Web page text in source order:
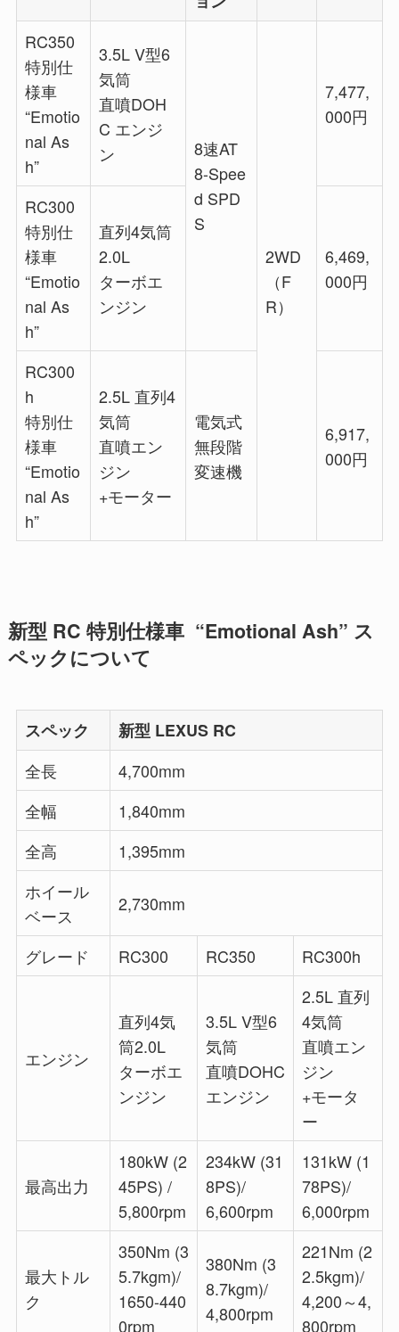
RC350
特別仕
様車
“Emotio
nal As
h”
3.5L V型6
気筒
直噴DOH
C エンジ
ン
8速AT
8-Spee
d SPD
S
2WD
（F
R）
7,477,
000円
RC300
特別仕
様車
“Emotio
nal As
h”
直列4気筒
2.0L
ターボエ
ンジン
6,469,
000円
RC300
h
特別仕
様車
“Emotio
nal As
h”
2.5L 直列4
気筒
直噴エン
ジン
+モーター
電気式
無段階
変速機
6,917,
000円
新型 RC 特別仕様車 “Emotional Ash” ス
ペックについて
スペック
新型 LEXUS RC
全長
4,700mm
全幅
1,840mm
全高
1,395mm
ホイール
ベース
2,730mm
グレード RC300 RC350 RC300h
エンジン
直列4気
筒2.0L
ターボエ
ンジン
3.5L V型6
気筒
直噴DOHC
エンジン
2.5L 直列
4気筒
直噴エン
ジン
+モータ
ー
最高出力
180kW (2
45PS) /
5,800rpm
234kW (31
8PS)/
6,600rpm
131kW (1
78PS)/
6,000rpm
最大トル
ク
350Nm (3
5.7kgm)/
1650-440
0rpm
380Nm (3
8.7kgm)/
4,800rpm
221Nm (2
2.5kgm)/
4,200～4,
800rpm